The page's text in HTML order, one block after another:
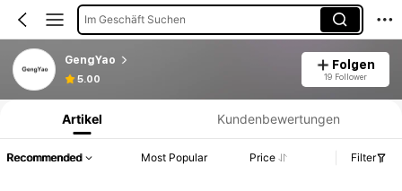
Im Geschäft Suchen
GengYao
5.00
Folgen
19 Follower
Produktinformation: Preisangabe, Verkaufs- und Lagerbestandsdetails.
Artikel Kundenbewertungen
Recommended Most Popular Price Filter